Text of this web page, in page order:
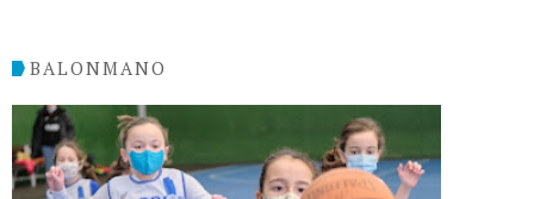
BALONMANO